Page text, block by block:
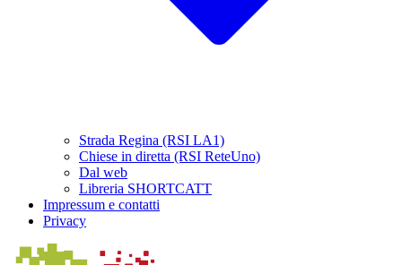
Strada Regina (RSI LA1)
Chiese in diretta (RSI ReteUno)
Dal web
Libreria SHORTCATT
Impressum e contatti
Privacy